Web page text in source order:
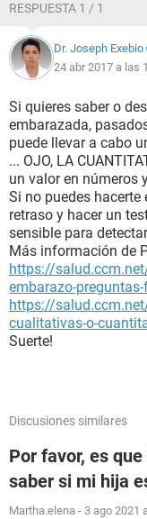
RESPUESTA 1 / 1
Dr. Joseph Exebio
24 abr 2017 a las
Si quieres saber o
embarazada,
puede llevar a cabo
... OJO, LA
un valor en números
Si no puedes hacerte
retraso y hacer un
sensible para
Más información de
https://
embarazo-
https://
cualitativas-o-
Suerte!
Discusiones similares
Por favor, es
saber si mi hija
Martha.elena - 3 ago 2021